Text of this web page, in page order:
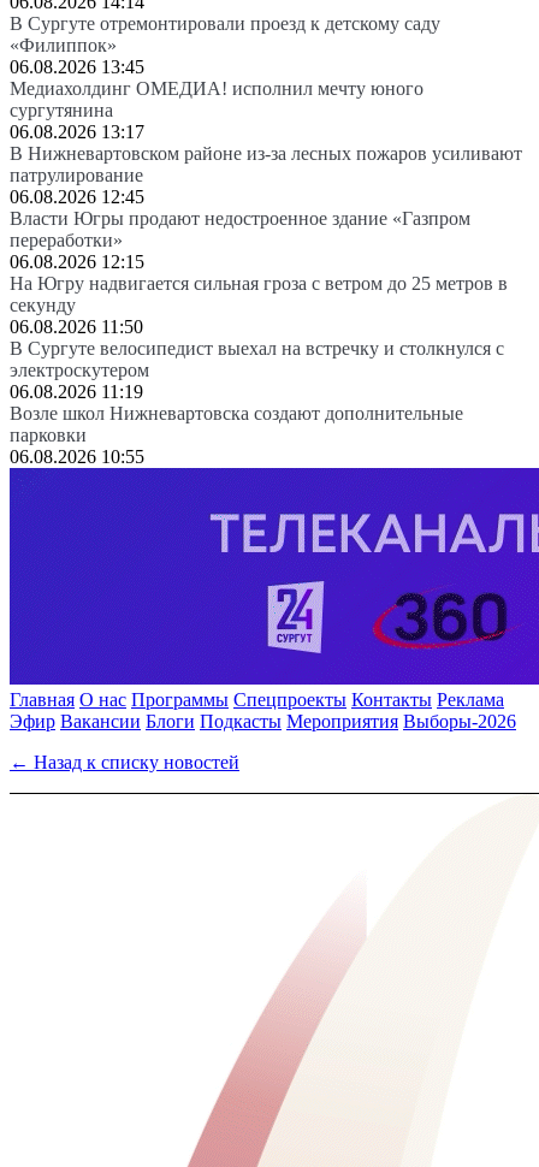
В Сургуте отремонтировали проезд к детскому саду
«Филиппок»
06.08.2026 13:45
Медиахолдинг ОМЕДИА! исполнил мечту юного
сургутянина
06.08.2026 13:17
В Нижневартовском районе из-за лесных пожаров усиливают
патрулирование
06.08.2026 12:45
Власти Югры продают недостроенное здание «Газпром
переработки»
06.08.2026 12:15
На Югру надвигается сильная гроза с ветром до 25 метров в
секунду
06.08.2026 11:50
В Сургуте велосипедист выехал на встречку и столкнулся с
электроскутером
06.08.2026 11:19
Возле школ Нижневартовска создают дополнительные
парковки
06.08.2026 10:55
Главная О нас Программы Спецпроекты Контакты Реклама
Эфир Вакансии Блоги Подкасты Мероприятия Выборы-2026
← Назад к списку новостей